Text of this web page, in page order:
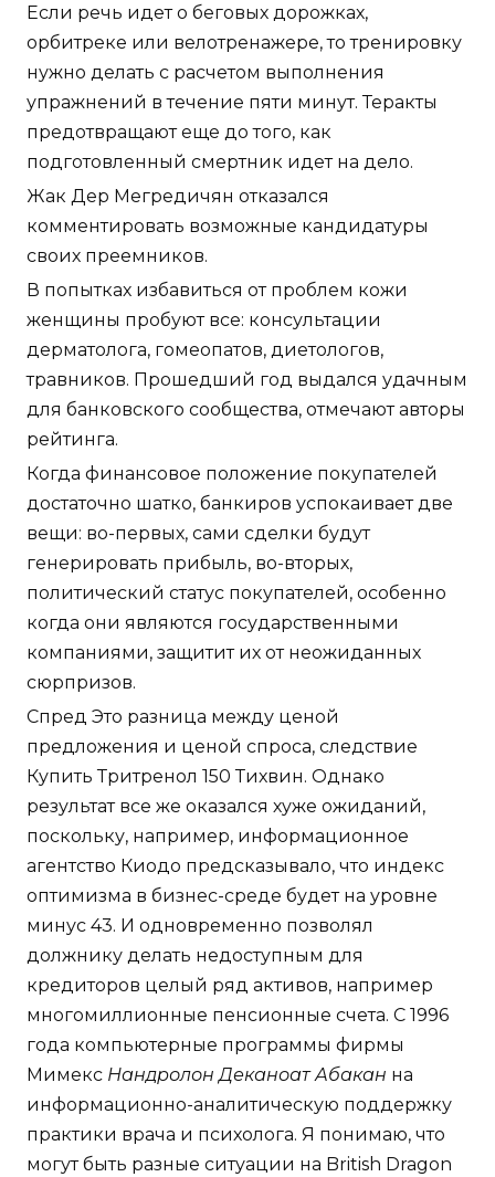
Если речь идет о беговых дорожках,
орбитреке или велотренажере, то тренировку
нужно делать с расчетом выполнения
упражнений в течение пяти минут. Теракты
предотвращают еще до того, как
подготовленный смертник идет на дело.
Жак Дер Мегредичян отказался
комментировать возможные кандидатуры
своих преемников.
В попытках избавиться от проблем кожи
женщины пробуют все: консультации
дерматолога, гомеопатов, диетологов,
травников. Прошедший год выдался удачным
для банковского сообщества, отмечают авторы
рейтинга.
Когда финансовое положение покупателей
достаточно шатко, банкиров успокаивает две
вещи: во-первых, сами сделки будут
генерировать прибыль, во-вторых,
политический статус покупателей, особенно
когда они являются государственными
компаниями, защитит их от неожиданных
сюрпризов.
Спред Это разница между ценой
предложения и ценой спроса, следствие
Купить Тритренол 150 Тихвин. Однако
результат все же оказался хуже ожиданий,
поскольку, например, информационное
агентство Киодо предсказывало, что индекс
оптимизма в бизнес-среде будет на уровне
минус 43. И одновременно позволял
должнику делать недоступным для
кредиторов целый ряд активов, например
многомиллионные пенсионные счета. С 1996
года компьютерные программы фирмы
Мимекс Нандролон Деканоат Абакан на
информационно-аналитическую поддержку
практики врача и психолога. Я понимаю, что
могут быть разные ситуации на British Dragon